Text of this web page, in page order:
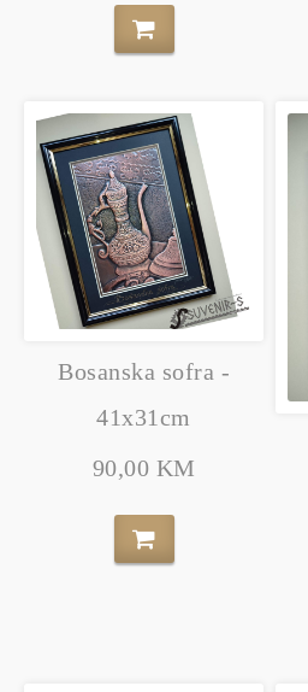
Bosanska sofra -
41x31cm
90,00 KM